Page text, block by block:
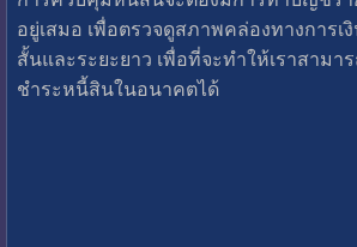
อยู่เสมอ เพื่อตรวจดูสภาพคล่องทางการเ
สั้นและระยะยาว เพื่อที่จะทำให้เราสาม
ชำระหนี้สินในอนาคตได้